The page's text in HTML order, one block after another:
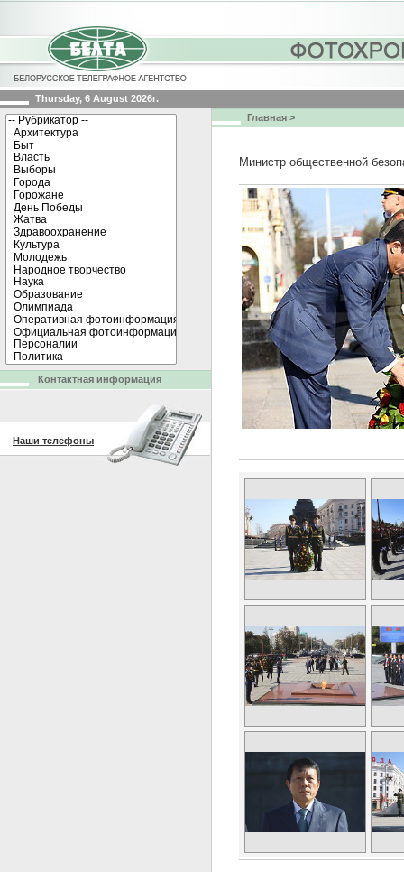
Thursday, 6 August 2026г.
Главная >
Министр общественной
Контактная информация
Наши телефоны